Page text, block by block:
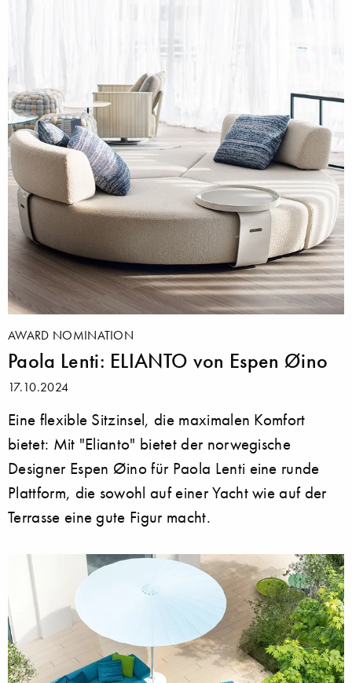
AWARD NOMINATION
Paola Lenti: ELIANTO von Espen Øino
17.10.2024
Eine flexible Sitzinsel, die maximalen Komfort
bietet: Mit "Elianto" bietet der norwegische
Designer Espen Øino für Paola Lenti eine runde
Plattform, die sowohl auf einer Yacht wie auf der
Terrasse eine gute Figur macht.